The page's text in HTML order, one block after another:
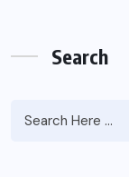
Search